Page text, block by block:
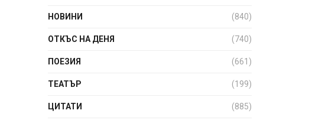
НОВИНИ (840)
ОТКЪС НА ДЕНЯ (740)
ПОЕЗИЯ (661)
ТЕАТЪР (199)
ЦИТАТИ (885)